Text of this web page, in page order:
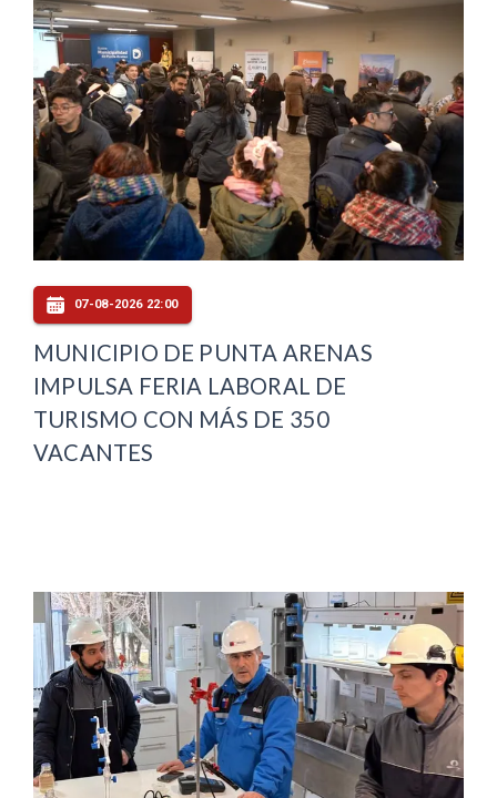
07-08-2026 22:00
MUNICIPIO DE PUNTA ARENAS
IMPULSA FERIA LABORAL DE
TURISMO CON MÁS DE 350
VACANTES